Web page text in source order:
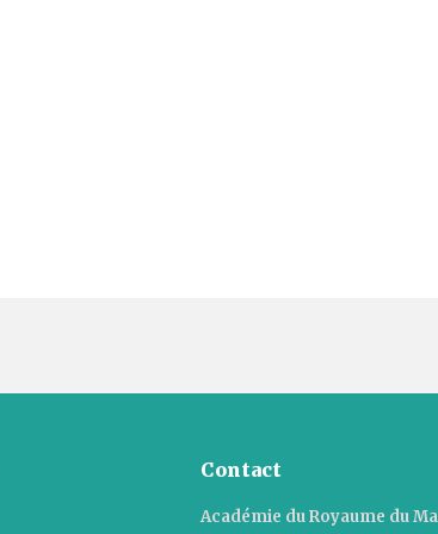
Contact
Académie du Royaume du